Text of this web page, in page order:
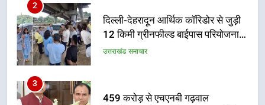
नहींः डीएम
3
459 करोड़ से एचएनबी गढ़वाल
विश्वविद्यालय में अनुसंधान संरचना होगी
सुदृढ
उत्तराखंड समाचार
4
भारी से बहुत भारी वर्षा की चेतावनी के बीच